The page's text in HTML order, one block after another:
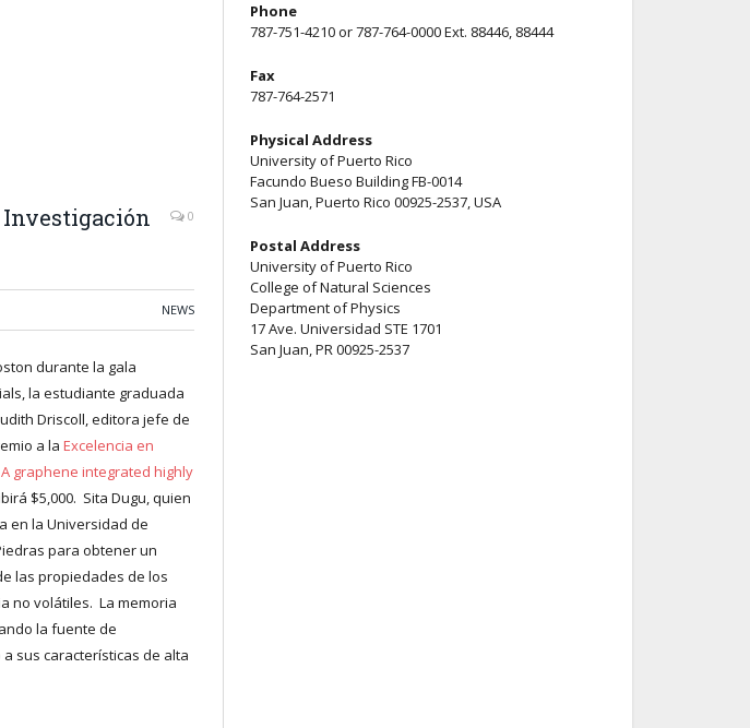
0
NEWS
durante la gala
la estudiante graduada
Driscoll, editora jefe de
a la Excelencia en
A graphene integrated highly
$5,000. Sita Dugu, quien
en la Universidad de
para obtener un
las propiedades de los
no volátiles. La memoria
la fuente de
sus características de alta
Phone
787-751-4210 or 787-764-0000 Ext. 88446, 88444
Fax
787-764-2571
Physical Address
University of Puerto Rico
Facundo Bueso Building FB-0014
San Juan, Puerto Rico 00925-2537, USA
Postal Address
University of Puerto Rico
College of Natural Sciences
Department of Physics
17 Ave. Universidad STE 1701
San Juan, PR 00925-2537